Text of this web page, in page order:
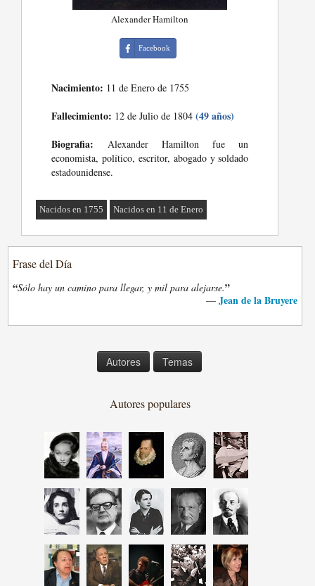
Alexander Hamilton
Facebook
Nacimiento: 11 de Enero de 1755
Fallecimiento: 12 de Julio de 1804(49 años)
Biografia: Alexander Hamilton fue un
economista, político, escritor, abogado y soldado
estadounidense.
Nacidos en 1755 Nacidos en 11 de Enero
Frase del Día
“Sólo hay un camino para llegar, y mil para alejarse.”
— Jean de la Bruyere
Autores Temas
Autores populares